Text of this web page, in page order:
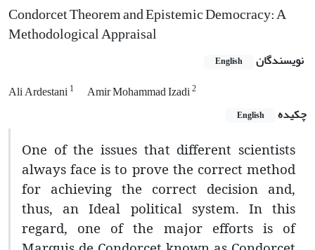
Condorcet Theorem and Epistemic Democracy: A
Methodological Appraisal
نویسندگان English
Ali Ardestani1 Amir Mohammad Izadi2
چکیده English
One of the issues that different scientists
always face is to prove the correct method
for achieving the correct decision and,
thus, an Ideal political system. In this
regard, one of the major efforts is of